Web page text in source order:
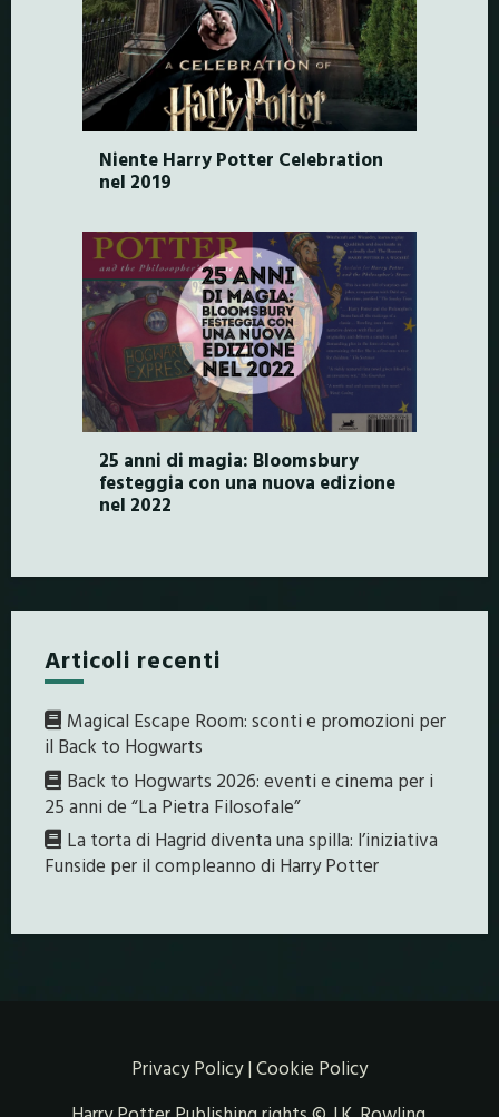
Niente Harry Potter Celebration
nel 2019
25 anni di magia: Bloomsbury
festeggia con una nuova edizione
nel 2022
Articoli recenti
Magical Escape Room: sconti e promozioni per
il Back to Hogwarts
Back to Hogwarts 2026: eventi e cinema per i
25 anni de “La Pietra Filosofale”
La torta di Hagrid diventa una spilla: l’iniziativa
Funside per il compleanno di Harry Potter
Privacy Policy| Cookie Policy